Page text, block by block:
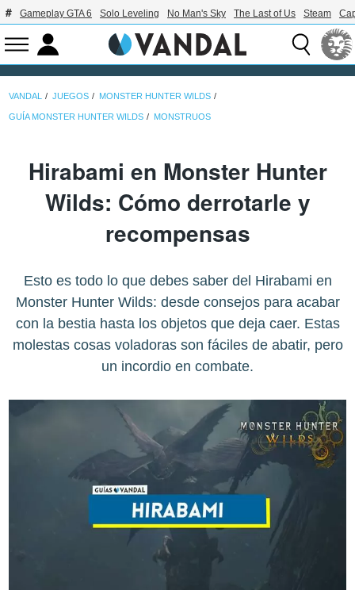
Gameplay GTA 6 Solo Leveling No Man's Sky The Last of Us Steam
VANDAL JUEGOS MONSTER HUNTER WILDS
GUÍA MONSTER HUNTER WILDS MONSTRUOS
Hirabami en Monster Hunter
Wilds: Cómo derrotarle y
recompensas
Esto es todo lo que debes saber del Hirabami en
Monster Hunter Wilds: desde consejos para acabar
con la bestia hasta los objetos que deja caer. Estas
molestas cosas voladoras son fáciles de abatir, pero
un incordio en combate.